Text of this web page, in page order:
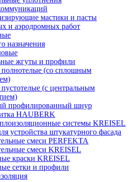
мастики и пасты
и аэродромных работ
назначения
жгуты и профили
(со сплошным
(с центральным
профилированный шнур
HAUBERK
системы KREISEL
устройства штукатурного фасада
смеси PERFEKTA
смеси KREISEL
краски KREISEL
сетки и профили